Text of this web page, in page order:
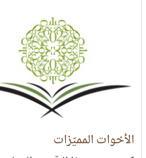
الأخوات المميّزات